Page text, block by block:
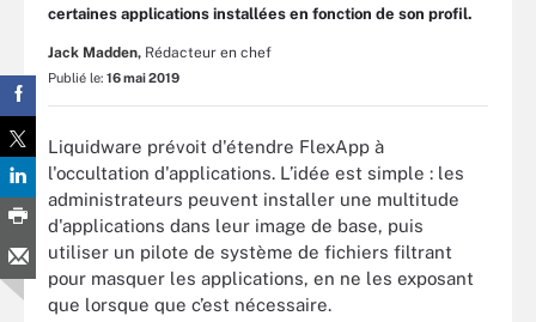
certaines applications installées en fonction de son profil.
Jack Madden, Rédacteur en chef
Publié le: 16 mai 2019
Liquidware prévoit d'étendre FlexApp à
l'occultation d'applications. L’idée est simple : les
administrateurs peuvent installer une multitude
d'applications dans leur image de base, puis
utiliser un pilote de système de fichiers filtrant
pour masquer les applications, en ne les exposant
que lorsque que c’est nécessaire.